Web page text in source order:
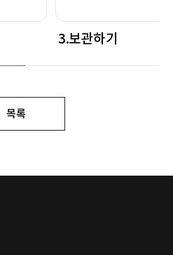
3.보관하기
목록